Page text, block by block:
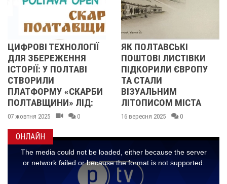
ЯК ПОЛТАВСЬКІ
ПОШТОВІ ЛИСТІВКИ
ПІДКОРИЛИ ЄВРОПУ
ТА СТАЛИ
ВІЗУАЛЬНИМ
ЛІТОПИСОМ МІСТА
16 вересня 2025
УКРАЇНСЬКИЙ
У ПОЛТАВІ: ПРО
МІСТО ЗРОБИЛО
НАРОДНУ
АРХІТЕКТУРОЮ
11 вересня 2025
ОНЛАЙН